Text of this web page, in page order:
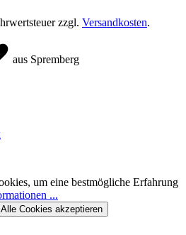
zzgl. Versandkosten.
aus Spremberg
um eine bestmögliche Erfahrung
...
Alle Cookies akzeptieren